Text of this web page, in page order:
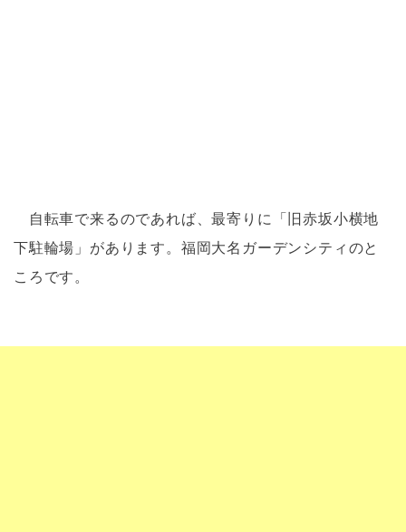
自転車で来るのであれば、最寄りに「旧赤坂小横地
下駐輪場」があります。福岡大名ガーデンシティのと
ころです。